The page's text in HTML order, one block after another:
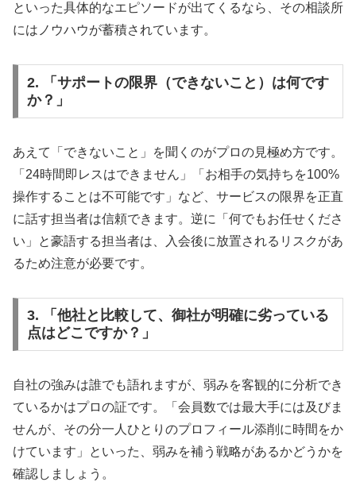
といった具体的なエピソードが出てくるなら、その相談所
にはノウハウが蓄積されています。
2. 「サポートの限界（できないこと）は何です
か？」
あえて「できないこと」を聞くのがプロの見極め方です。
「24時間即レスはできません」「お相手の気持ちを100%
操作することは不可能です」など、サービスの限界を正直
に話す担当者は信頼できます。逆に「何でもお任せくださ
い」と豪語する担当者は、入会後に放置されるリスクがあ
るため注意が必要です。
3. 「他社と比較して、御社が明確に劣っている
点はどこですか？」
自社の強みは誰でも語れますが、弱みを客観的に分析でき
ているかはプロの証です。「会員数では最大手には及びま
せんが、その分一人ひとりのプロフィール添削に時間をか
けています」といった、弱みを補う戦略があるかどうかを
確認しましょう。